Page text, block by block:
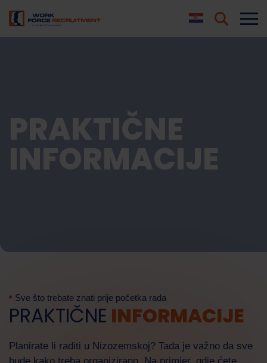
PRAKTIČNE
INFORMACIJE
Sve što trebate znati prije početka rada
PRAKTIČNE INFORMACIJE
Planirate li raditi u Nizozemskoj? Tada je važno da sve